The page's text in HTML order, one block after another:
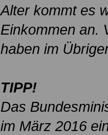
Alter kommt es
Einkommen an.
haben im
TIPP!
Das
im März 2016